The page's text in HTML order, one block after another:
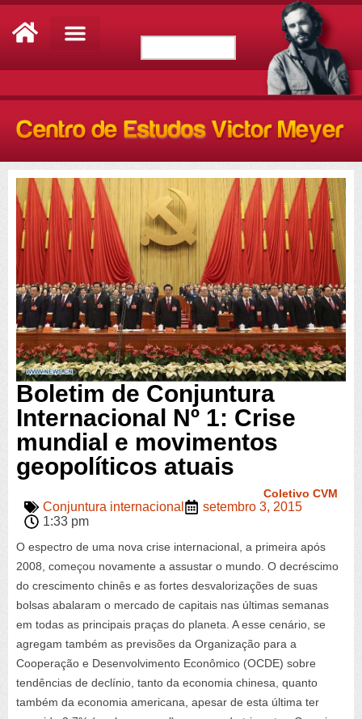
Boletim de Conjuntura
Internacional Nº 1: Crise
mundial e movimentos
geopolíticos atuais
Coletivo CVM
Conjuntura internacional
setembro 3, 2015
1:33 pm
O espectro de uma nova crise internacional, a primeira após
2008, começou novamente a assustar o mundo. O decréscimo
do crescimento chinês e as fortes desvalorizações de suas
bolsas abalaram o mercado de capitais nas últimas semanas
em todas as principais praças do planeta. A esse cenário, se
agregam também as previsões da Organização para a
Cooperação e Desenvolvimento Econômico (OCDE) sobre
tendências de declínio, tanto da economia chinesa, quanto
também da economia americana, apesar de esta última ter